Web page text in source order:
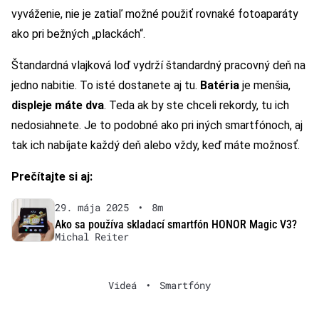
vyváženie, nie je zatiaľ možné použiť rovnaké fotoaparáty
ako pri bežných „plackách“.
Štandardná vlajková loď vydrží štandardný pracovný deň na
jedno nabitie. To isté dostanete aj tu. Batéria je menšia,
displeje máte dva. Teda ak by ste chceli rekordy, tu ich
nedosiahnete. Je to podobné ako pri iných smartfónoch, aj
tak ich nabíjate každý deň alebo vždy, keď máte možnosť.
Prečítajte si aj:
29. mája 2025 •
8m
Ako sa používa skladací smartfón HONOR Magic V3?
Michal Reiter
Videá • Smartfóny